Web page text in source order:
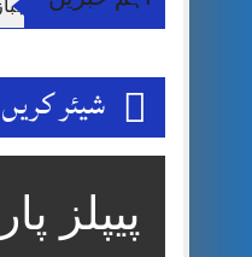
وزیر اعظم
قائداعظم نامی
ڈپٹی کمشنر
مون سون
شہید گر وپ
شیئر کریں